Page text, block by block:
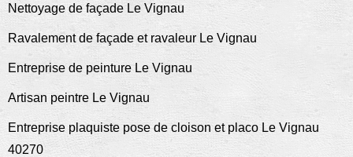
Nettoyage de façade Le Vignau
Ravalement de façade et ravaleur Le Vignau
Entreprise de peinture Le Vignau
Artisan peintre Le Vignau
Entreprise plaquiste pose de cloison et placo Le Vignau
40270